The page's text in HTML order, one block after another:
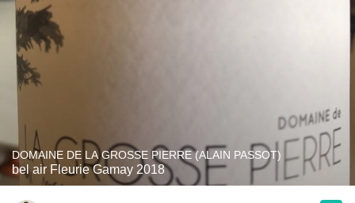
DOMAINE DE LA GROSSE PIERRE (ALAIN PASSOT)
bel air Fleurie Gamay 2018